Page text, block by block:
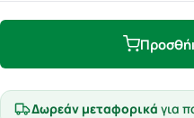
Δωρεάν μεταφορικά για